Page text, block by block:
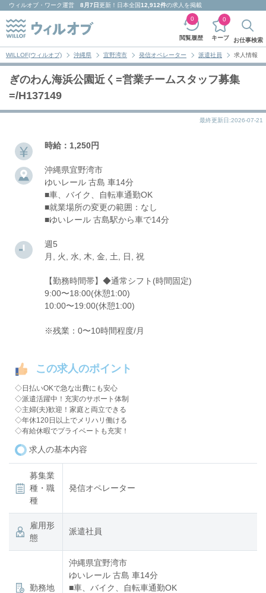
ウィルオブ・ワーク運営 8月7日更新！日本全国12,912件の求人を掲載
閲覧履歴
0
キープ
0
お仕事検索
WILLOF(ウィルオブ) 沖縄県 宜野湾市 発信オペレーター 派遣社員 求人情報
ぎのわん海浜公園近く=営業チームスタッフ募集
=/H137149
最終更新日:2026-07-21
時給：1,250円
沖縄県宜野湾市
ゆいレール 古島 車14分
■車、バイク、自転車通勤OK
■就業場所の変更の範囲：なし
■ゆいレール 古島駅から車で14分
週5
月, 火, 水, 木, 金, 土, 日, 祝
【勤務時間帯】◆通常シフト(時間固定)
9:00〜18:00(休憩1:00)
10:00〜19:00(休憩1:00)
※残業：0〜10時間程度/月
この求人のポイント
◇日払いOKで急な出費にも安心
◇派遣活躍中！充実のサポート体制
◇主婦(夫)歓迎！家庭と両立できる
◇年休120日以上でメリハリ働ける
◇有給休暇でプライベートも充実！
求人の基本内容
募集業
種・職
種
発信オペレーター
雇用形
態
派遣社員
勤務地
沖縄県宜野湾市
ゆいレール 古島 車14分
■車、バイク、自転車通勤OK